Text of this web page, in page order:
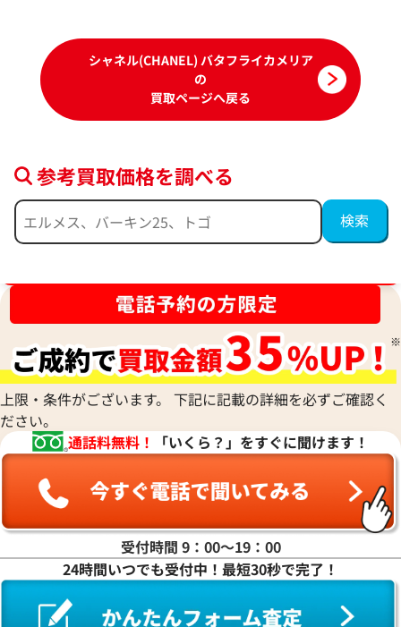
シャネル バタフライカメリア 財布 レザー
ASK
2025年3月17日時点
シャネル(CHANEL) バタフライカメリア
の
買取ページへ戻る
参考買取価格を調べる
上限・条件がございます。 下記に記載の詳細を必ずご確認く
ださい。
通話料無料！
「いくら？」をすぐに聞けます！
受付時間 9：00〜19：00
24時間いつでも受付中！最短30秒で完了！